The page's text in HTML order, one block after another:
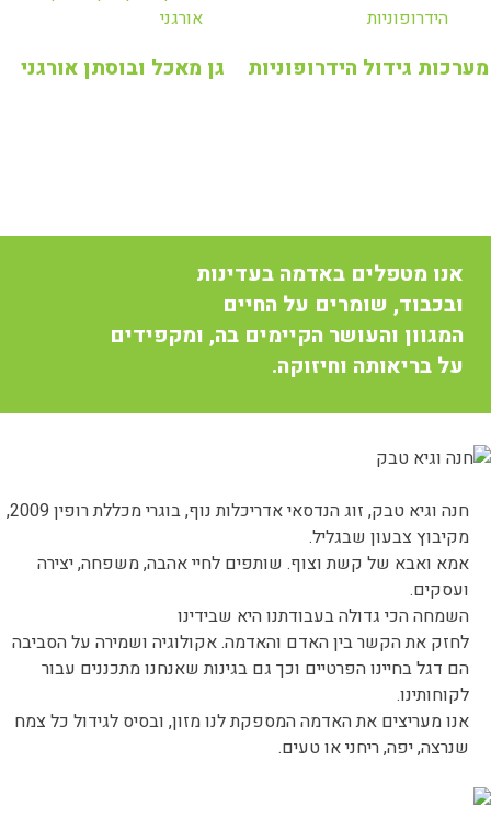
מערכות גידול הידרופוניות גן מאכל ובוסתן אורגני
אנו מטפלים באדמה בעדינות
ובכבוד, שומרים על החיים
המגוון והעושר הקיימים בה, ומקפידים
על בריאותה וחיזוקה.
חנה וגיא טבק, זוג הנדסאי אדריכלות נוף, בוגרי מכללת רופין 2009,
מקיבוץ צבעון שבגליל.
אמא ואבא של קשת וצוף. שותפים לחיי אהבה, משפחה, יצירה
ועסקים.
השמחה הכי גדולה בעבודתנו היא שבידינו
לחזק את הקשר בין האדם והאדמה. אקולוגיה ושמירה על הסביבה
הם דגל בחיינו הפרטיים וכך גם בגינות שאנחנו מתכננים עבור
לקוחותינו.
אנו מעריצים את האדמה המספקת לנו מזון, ובסיס לגידול כל צמח
שנרצה, יפה, ריחני או טעים.